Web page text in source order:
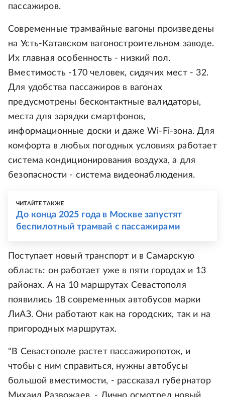
пассажиров.
Современные трамвайные вагоны произведены
на Усть-Катавском вагоностроительном заводе.
Их главная особенность - низкий пол.
Вместимость -170 человек, сидячих мест - 32.
Для удобства пассажиров в вагонах
предусмотрены бесконтактные валидаторы,
места для зарядки смартфонов,
информационные доски и даже Wi-Fi-зона. Для
комфорта в любых погодных условиях работает
система кондиционирования воздуха, а для
безопасности - система видеонаблюдения.
ЧИТАЙТЕ ТАКЖЕ
До конца 2025 года в Москве запустят
беспилотный трамвай с пассажирами
Поступает новый транспорт и в Самарскую
область: он работает уже в пяти городах и 13
районах. А на 10 маршрутах Севастополя
появились 18 современных автобусов марки
ЛиАЗ. Они работают как на городских, так и на
пригородных маршрутах.
"В Севастополе растет пассажиропоток, и
чтобы с ним справиться, нужны автобусы
большой вместимости, - рассказал губернатор